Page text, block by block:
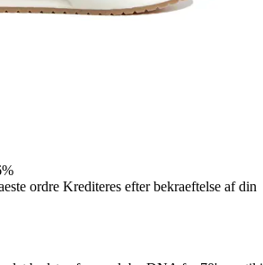
ordre Krediteres efter bekraeftelse af din